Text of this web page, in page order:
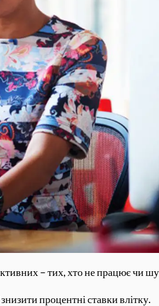
– тих, хто не працює чи
процентні ставки влітку.